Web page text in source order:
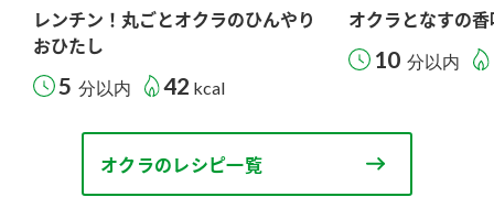
レンチン！丸ごとオクラのひんやり
おひたし
5 分以内 42 kcal
オクラとなすの
10 分以内
オクラのレシピ一覧